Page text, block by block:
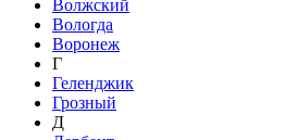
Волжский
Вологда
Воронеж
Г
Геленджик
Грозный
Д